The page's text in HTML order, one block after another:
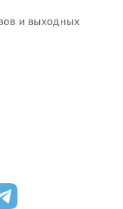
и выходных